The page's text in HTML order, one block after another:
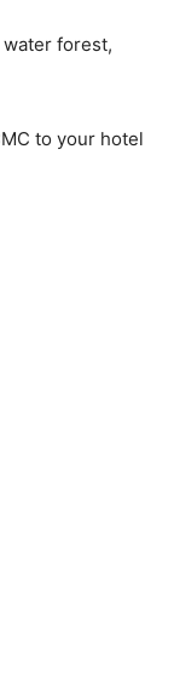
forest,
to your hotel